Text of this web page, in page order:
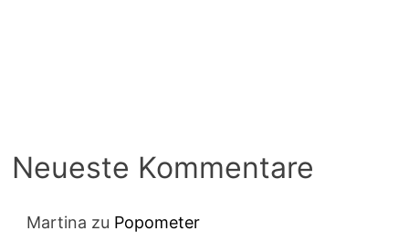
Neueste Kommentare
Martina zu Popometer